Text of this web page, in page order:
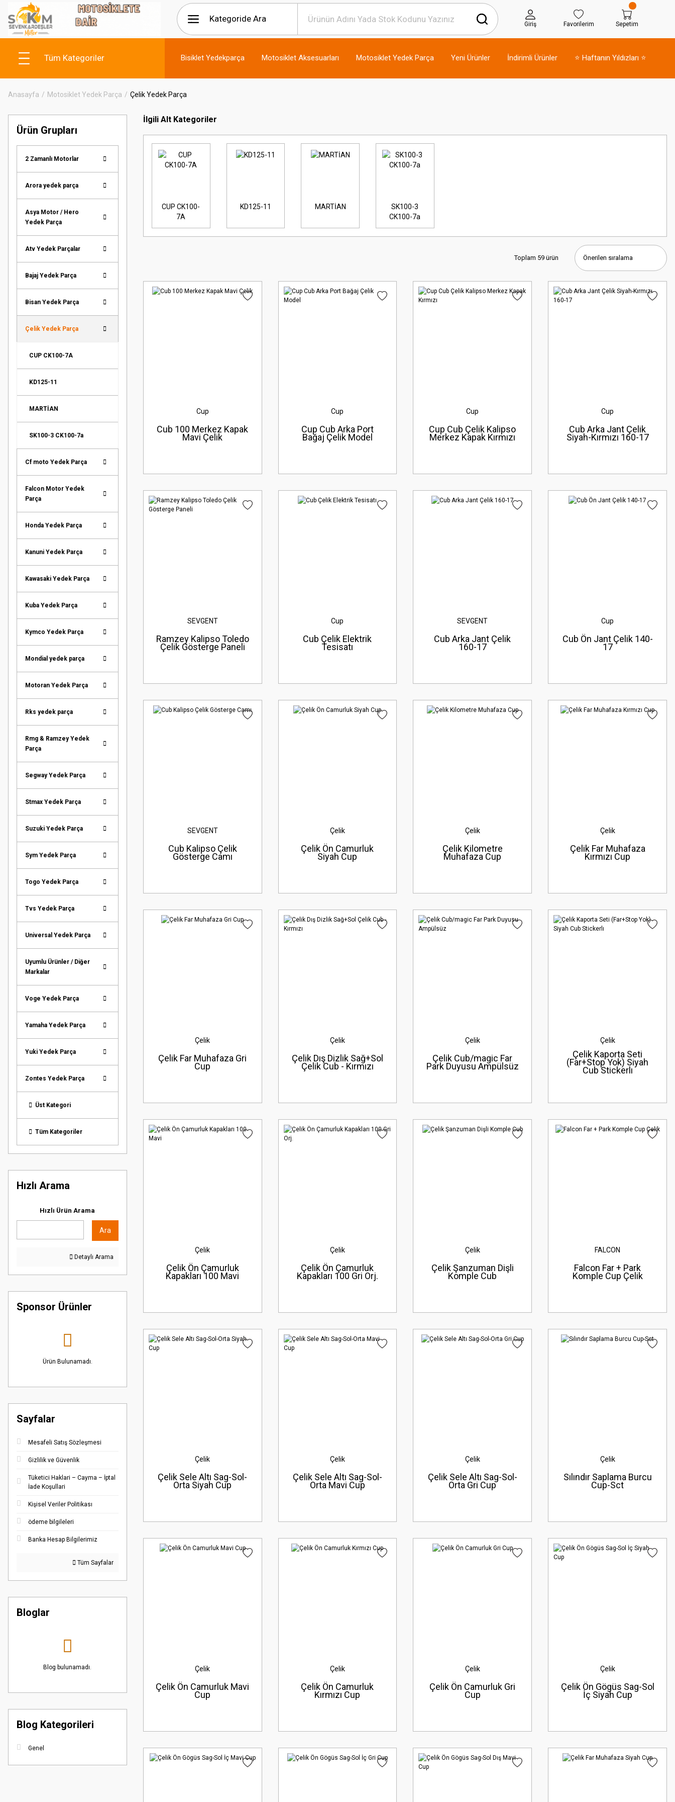
Giriş Favorilerim Sepetim
Tüm Kategoriler Bisiklet Yedekparça Motosiklet Aksesuarları Motosiklet Yedek Parça Yeni Ürünler İndirimli Ürünler ⭐ Haftanın Yıldızları ⭐
Anasayfa Motosiklet Yedek Parça Çelik Yedek Parça
Ürün Grupları
2 Zamanlı Motorlar
Arora yedek parça
Asya Motor / Hero
Yedek Parça
Atv Yedek Parçalar
Bajaj Yedek Parça
Bisan Yedek Parça
Çelik Yedek Parça
CUP CK100-7A
KD125-11
MARTİAN
SK100-3 CK100-7a
Cf moto Yedek Parça
Falcon Motor Yedek
Parça
Honda Yedek Parça
Kanuni Yedek Parça
Kawasaki Yedek Parça
Kuba Yedek Parça
Kymco Yedek Parça
Mondial yedek parça
Motoran Yedek Parça
Rks yedek parça
Rmg & Ramzey Yedek
Parça
Segway Yedek Parça
Stmax Yedek Parça
Suzuki Yedek Parça
Sym Yedek Parça
Togo Yedek Parça
Tvs Yedek Parça
Universal Yedek Parça
Uyumlu Ürünler / Diğer
Markalar
Voge Yedek Parça
Yamaha Yedek Parça
Yuki Yedek Parça
Zontes Yedek Parça
Üst Kategori
Tüm Kategoriler
Hızlı Arama
Hızlı Ürün Arama
Ara
Detaylı Arama
Sponsor Ürünler
Ürün Bulunamadı.
Sayfalar
Mesafeli Satış Sözleşmesi
Gizlilik ve Güvenlik
Tüketici Haklari – Cayma – İptal
İade Koşullari
Kişisel Veriler Politikası
ödeme bilgileleri
Banka Hesap Bilgilerimiz
Tüm Sayfalar
Bloglar
Blog bulunamadı.
Blog Kategorileri
Genel
İlgili Alt Kategoriler
CUP CK100-
7A
KD125-11 MARTİAN
SK100-3
CK100-7a
Toplam 59 ürün
Cup
Cub 100 Merkez Kapak
Mavi Çelik
Cup
Cup Cub Arka Port
Bağaj Çelik Model
Cup
Cup Cub Çelik Kalipso
Merkez Kapak Kırmızı
Cup
Cub Arka Jant Çelik
Siyah-Kırmızı 160-17
SEVGENT
Ramzey Kalipso Toledo
Çelik Gösterge Paneli
Cup
Cub Çelik Elektrik
Tesisatı
SEVGENT
Cub Arka Jant Çelik
160-17
Cup
Cub Ön Jant Çelik 140-
17
SEVGENT
Cub Kalipso Çelik
Gösterge Camı
Çelik
Çelik Ön Camurluk
Siyah Cup
Çelik
Çelik Kilometre
Muhafaza Cup
Çelik
Çelik Far Muhafaza
Kırmızı Cup
Çelik
Çelik Far Muhafaza Gri
Cup
Çelik
Çelik Dış Dizlik Sağ+Sol
Çelik Cub - Kırmızı
Çelik
Çelik Cub/magic Far
Park Duyusu Ampülsüz
Çelik
Çelik Kaporta Seti
(Far+Stop Yok) Siyah
Cub Stickerlı
Çelik
Çelik Ön Çamurluk
Kapakları 100 Mavi
Çelik
Çelik Ön Çamurluk
Kapakları 100 Gri Orj.
Çelik
Çelik Şanzuman Dişli
Komple Cub
FALCON
Falcon Far + Park
Komple Cup Çelik
Çelik
Çelik Sele Altı Sag-Sol-
Orta Siyah Cup
Çelik
Çelik Sele Altı Sag-Sol-
Orta Mavi Cup
Çelik
Çelik Sele Altı Sag-Sol-
Orta Gri Cup
Çelik
Sılındır Saplama Burcu
Cup-Sct
Çelik
Çelik Ön Camurluk Mavi
Cup
Çelik
Çelik Ön Camurluk
Kırmızı Cup
Çelik
Çelik Ön Camurluk Gri
Cup
Çelik
Çelik Ön Gögüs Sag-Sol
İç Siyah Cup